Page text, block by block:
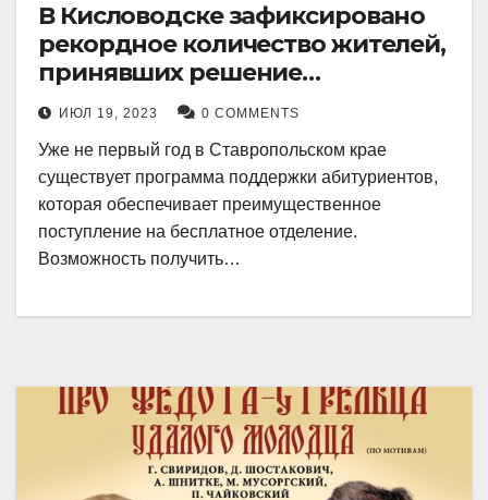
В Кисловодске зафиксировано
рекордное количество жителей,
принявших решение
воспользоваться
установленными мерами, с
целью поступления в
медицинский вуз в районе.
ИЮЛ 19, 2023 0 COMMENTS
Уже не первый год в Ставропольском крае
существует программа поддержки абитуриентов,
которая обеспечивает преимущественное
поступление на бесплатное отделение.
Возможность получить…